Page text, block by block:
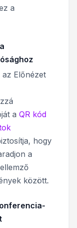
a
Előnézet
a QR kód
hogy
a
között.